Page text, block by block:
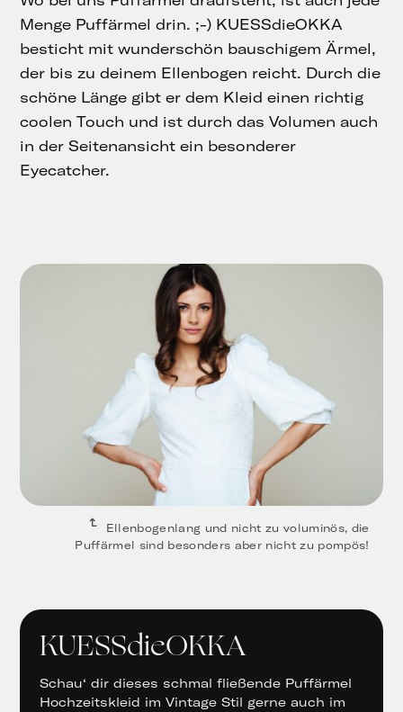
Menge Puffärmel drin. ;-) KUESSdieOKKA
besticht mit wunderschön bauschigem Ärmel,
der bis zu deinem Ellenbogen reicht. Durch die
schöne Länge gibt er dem Kleid einen richtig
coolen Touch und ist durch das Volumen auch
in der Seitenansicht ein besonderer
Eyecatcher.
Ellenbogenlang und nicht zu voluminös, die
Puffärmel sind besonders aber nicht zu pompös!
KUESSdieOKKA
Schau‘ dir dieses schmal fließende Puffärmel
Hochzeitskleid im Vintage Stil gerne auch im